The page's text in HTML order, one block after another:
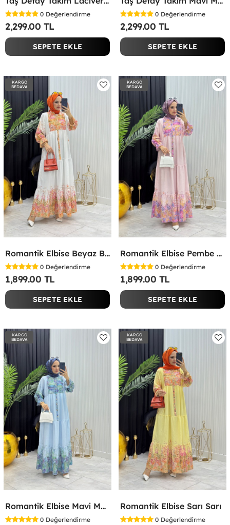
0 Değerlendirme
2,299.00 TL
SEPETE EKLE
0 Değerlendirme
2,299.00 TL
SEPETE EKLE
KARGO
BEDAVA
Romantik Elbise Beyaz Beyaz
0 Değerlendirme
1,899.00 TL
SEPETE EKLE
KARGO
BEDAVA
Romantik Elbise Pembe Pembe
0 Değerlendirme
1,899.00 TL
SEPETE EKLE
KARGO
BEDAVA
Romantik Elbise Mavi Mavi
0 Değerlendirme
KARGO
BEDAVA
Romantik Elbise Sarı Sarı
0 Değerlendirme